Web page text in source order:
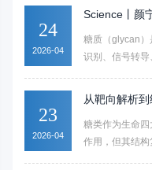
cells）则如同
exploration）状
行为约束（如
24
2026-04
Science丨颜
糖质（glycan）
识别、信号转
物”（
Cx(H2O)n；尽
核酸相比，糖
于：糖质太过
物合成并不像
23
2026-04
从靶向解析
糖类作为生命
作用，但其结